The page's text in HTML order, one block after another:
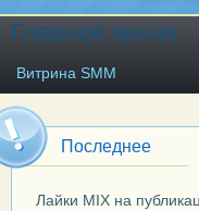
Главное меню
Витрина SMM
Последнее
Лайки MIX на